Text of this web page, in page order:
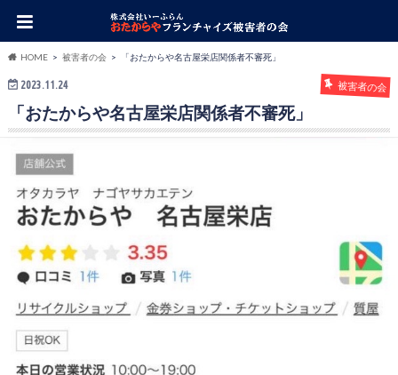
HOME 被害者の会 「おたからや名古屋栄店関係者不審死」
2023.11.24 被害者の会
「おたからや名古屋栄店関係者不審死」